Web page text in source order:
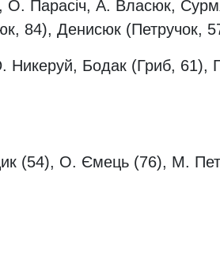
Парасіч, А. Власюк,
84), Денисюк (Петручок,
Бодак (Гриб, 61),
(54), О. Ємець (76), М.